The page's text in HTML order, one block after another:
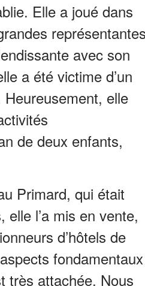
Elle a joué dans
avec son
a été victime d’un
Heureusement, elle
de deux enfants,
Primard, qui était
l’a mis en vente,
d’hôtels de
fondamentaux
très attachée. Nous